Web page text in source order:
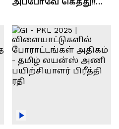
சிஎஸ்கே ரசிகர்கள்